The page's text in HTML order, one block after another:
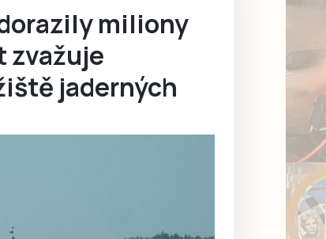
miliony
zvažuje
jaderných